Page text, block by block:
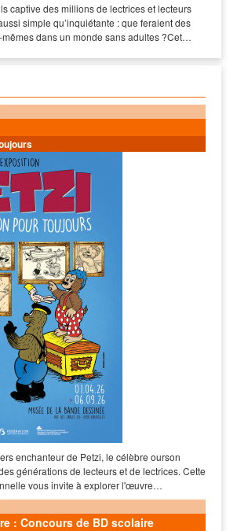
captive des millions de lectrices et lecteurs
simple qu’inquiétante : que feraient des
dans un monde sans adultes ?Cet…
enchanteur de Petzi, le célèbre ourson
générations de lecteurs et de lectrices. Cette
vous invite à explorer l'œuvre…
: Concours de BD scolaire